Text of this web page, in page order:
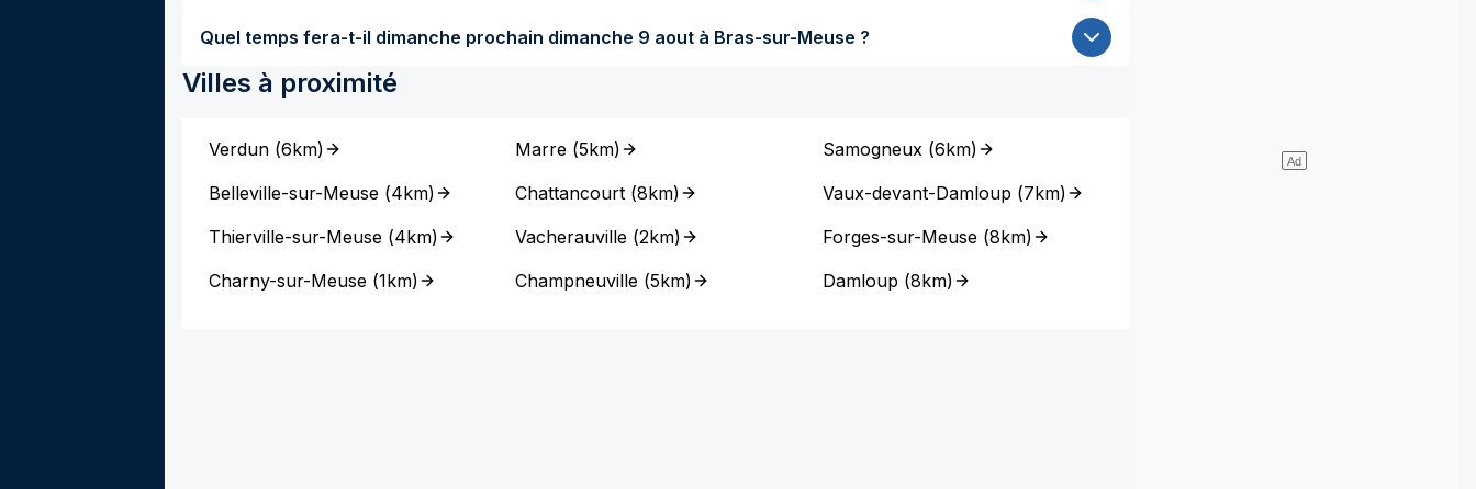
Quel temps fera-t-il dimanche prochain dimanche 9 aout à Bras-sur-Meuse ?
Villes à proximité
Verdun (6km)
Belleville-sur-Meuse (4km)
Thierville-sur-Meuse (4km)
Charny-sur-Meuse (1km)
Marre (5km)
Chattancourt (8km)
Vacherauville (2km)
Champneuville (5km)
Samogneux(6km)
Vaux-devant-Damloup (7km)
Forges-sur-Meuse(8km)
Damloup (8km)